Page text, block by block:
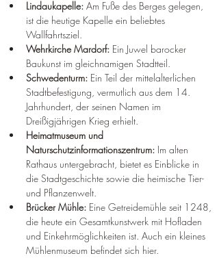
Lindaukapelle: Am Fuße des Berges gelegen,
ist die heutige Kapelle ein beliebtes
Wallfahrtsziel.
Wehrkirche Mardorf: Ein Juwel barocker
Baukunst im gleichnamigen Stadtteil.
Schwedenturm: Ein Teil der mittelalterlichen
Stadtbefestigung, vermutlich aus dem 14.
Jahrhundert, der seinen Namen im
Dreißigjährigen Krieg erhielt.
Heimatmuseum und
Naturschutzinformationszentrum: Im alten
Rathaus untergebracht, bietet es Einblicke in
die Stadtgeschichte sowie die heimische Tier-
und Pflanzenwelt.
Brücker Mühle: Eine Getreidemühle seit 1248,
die heute ein Gesamtkunstwerk mit Hofladen
und Einkehrmöglichkeiten ist. Auch ein kleines
Mühlenmuseum befindet sich hier.